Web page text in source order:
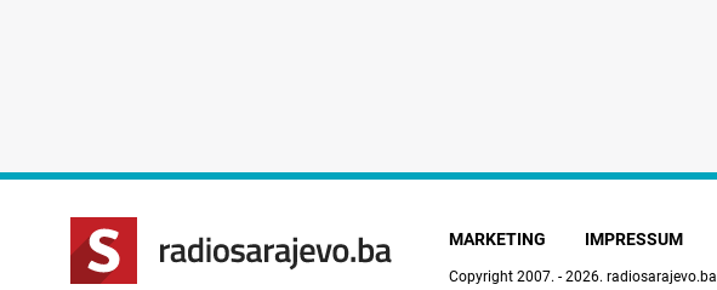
MARKETING IMPRESSUM
Copyright 2007. - 2026. radiosarajevo.ba